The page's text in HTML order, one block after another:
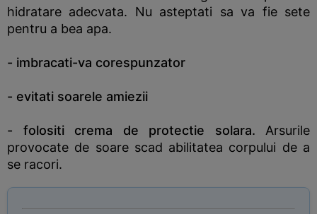
hidratare adecvata. Nu asteptati sa va fie sete
pentru a bea apa.
- imbracati-va corespunzator
- evitati soarele amiezii
- folositi crema de protectie solara. Arsurile
provocate de soare scad abilitatea corpului de a
se racori.